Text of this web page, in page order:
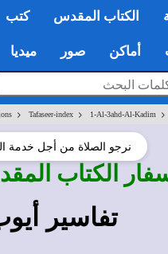
الكتاب المقدس كتب
أماكن صور ميديا
> Tafaseer-index> 1-Al-3ahd-Al-Kadim>
نرجو الصلاة من أجل خدمة
الكتاب
تفاسير أيوب